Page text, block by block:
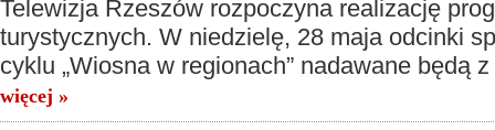
Telewizja Rzeszów rozpoczyna realizację
turystycznych. W niedzielę, 28 maja odcinki
cyklu „Wiosna w regionach” nadawane będą
więcej »